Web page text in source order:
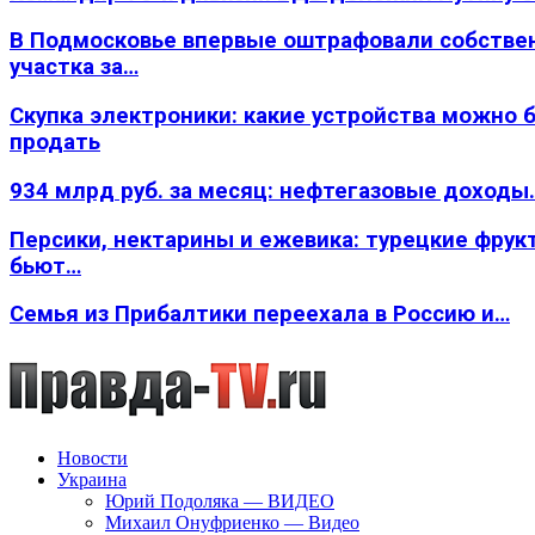
В Подмосковье впервые оштрафовали
участка за…
Скупка электроники: какие устройства можно
продать
934 млрд руб. за месяц: нефтегазовые
Персики, нектарины и ежевика: турецкие
бьют…
Семья из Прибалтики переехала в Россию и…
Новости
Украина
Юрий Подоляка — ВИДЕО
Михаил Онуфриенко — Видео